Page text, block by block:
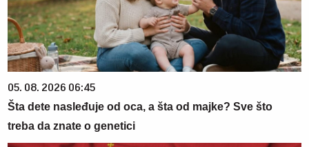
05. 08. 2026 06:45
Šta dete nasleđuje od oca, a šta od majke? Sve što
treba da znate o genetici